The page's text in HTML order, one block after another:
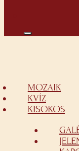
MOZAIK
KVÍZ
KISOKOS